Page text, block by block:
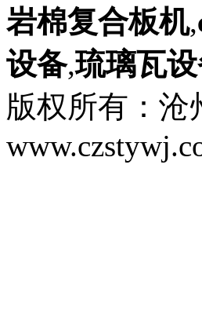
岩棉复合板机,
设备,琉璃瓦
版权所有：